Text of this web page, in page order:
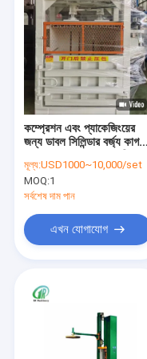
পণ্য
VR প্রদর্শন
কম্প্রেশন এবং প্যাকেজিংয়ের
জন্য ডাবল সিলিন্ডার বর্জ্য কাগজ
মূল্য:USD1000~10,000/set
MOQ:1
সর্বশেষ দাম পান
এখন যোগাযোগ